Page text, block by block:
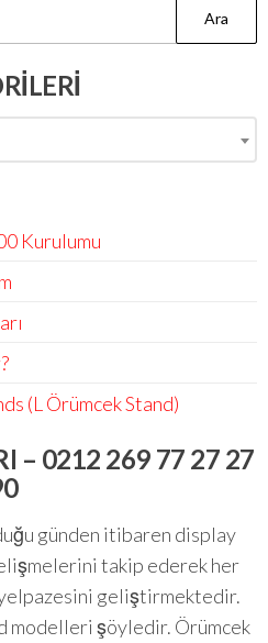
Kurulumu
(L Örümcek Stand)
– 0212 269 77 27 27
günden itibaren display
takip ederek her
yelpazesini geliştirmektedir.
modelleri şöyledir. Örümcek